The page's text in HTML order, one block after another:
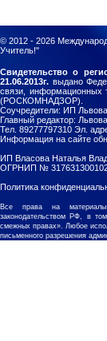
© 2012 - 2026
Учитель!"
Свидетельство о
21.06.2013г. выдано
связи, информационных
(РОСКОМНАДЗОР).
Соучредители: ИП
Главный редактор:
Тел. 89277797310 Эл.
Информация на сайте
ИП Власова Наталья
ОГРНИП №
Политика
Все права на
законодательством РФ, в
смежных правах». Любое
письменного разрешения